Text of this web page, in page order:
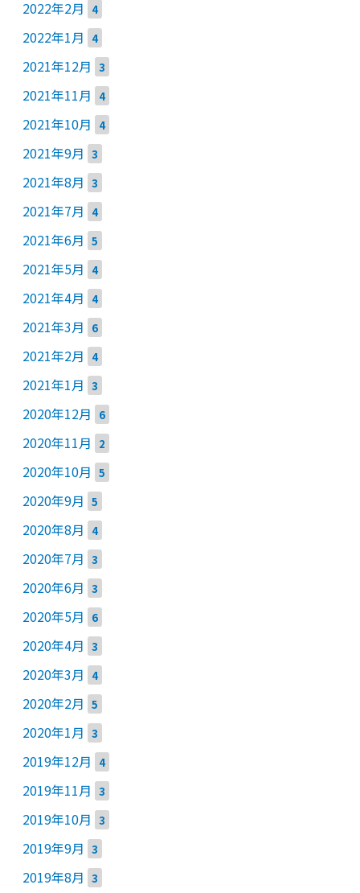
2022年2月 4
2022年1月 4
2021年12月 3
2021年11月 4
2021年10月 4
2021年9月 3
2021年8月 3
2021年7月 4
2021年6月 5
2021年5月 4
2021年4月 4
2021年3月 6
2021年2月 4
2021年1月 3
2020年12月 6
2020年11月 2
2020年10月 5
2020年9月 5
2020年8月 4
2020年7月 3
2020年6月 3
2020年5月 6
2020年4月 3
2020年3月 4
2020年2月 5
2020年1月 3
2019年12月 4
2019年11月 3
2019年10月 3
2019年9月 3
2019年8月 3